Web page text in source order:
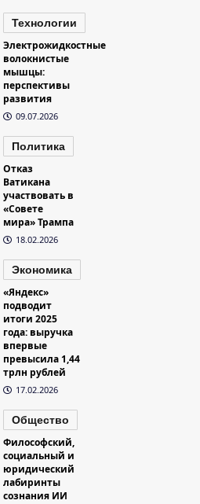
Технологии
Электрожидкостные
волокнистые
мышцы:
перспективы
развития
09.07.2026
Политика
Отказ
Ватикана
участвовать в
«Совете
мира» Трампа
18.02.2026
Экономика
«Яндекс»
подводит
итоги 2025
года: выручка
впервые
превысила 1,44
трлн рублей
17.02.2026
Общество
Философский,
социальный и
юридический
лабиринты
сознания ИИ